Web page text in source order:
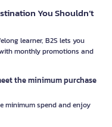
You Shouldn’t
learner, B2S lets you
monthly promotions and
the minimum purchase
minimum spend and enjoy